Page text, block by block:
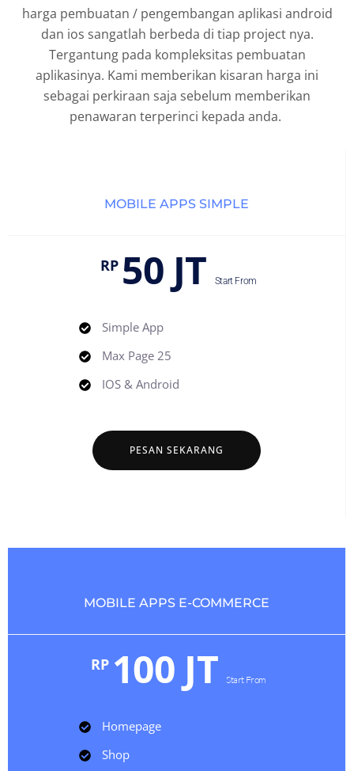
harga pembuatan / pengembangan aplikasi android
dan ios sangatlah berbeda di tiap project nya.
Tergantung pada kompleksitas pembuatan
aplikasinya. Kami memberikan kisaran harga ini
sebagai perkiraan saja sebelum memberikan
penawaran terperinci kepada anda.
MOBILE APPS SIMPLE
RP 50 JT Start From
Simple App
Max Page 25
IOS & Android
PESAN SEKARANG
MOBILE APPS E-COMMERCE
RP 100 JT Start From
Homepage
Shop